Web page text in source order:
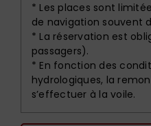
* Les places sont
de navigation souvent
* La réservation est
passagers).
* En fonction des
hydrologiques, la
s’effectuer à la voile.